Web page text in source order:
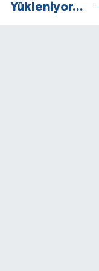
Yükleniyor...